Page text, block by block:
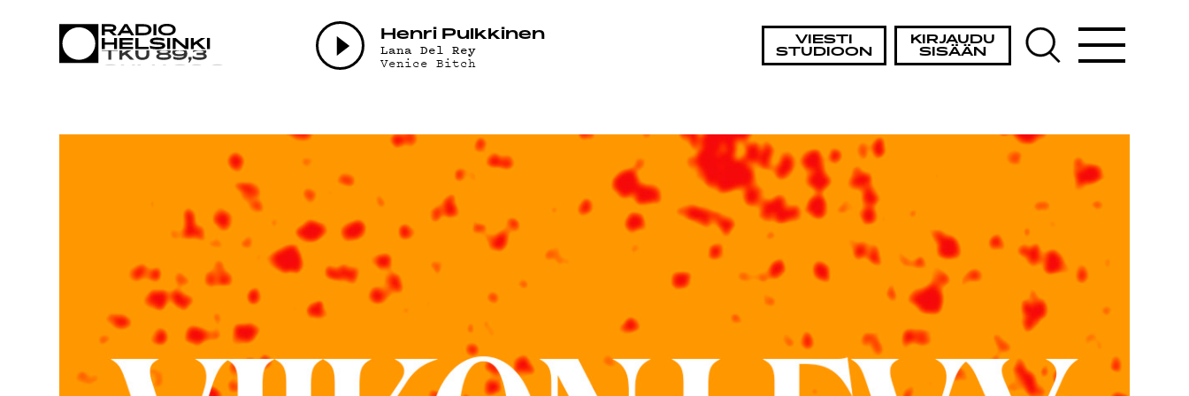
VIESTI
STUDIOON
KIRJAUDU
SISÄÄN
Henri Pulkkinen
Lana Del Rey
Venice Bitch
AJANKOHTAISTA
OHJELMAT
TEKIJÄT
ON-DEMAND
PODCAST
MAINOSTA